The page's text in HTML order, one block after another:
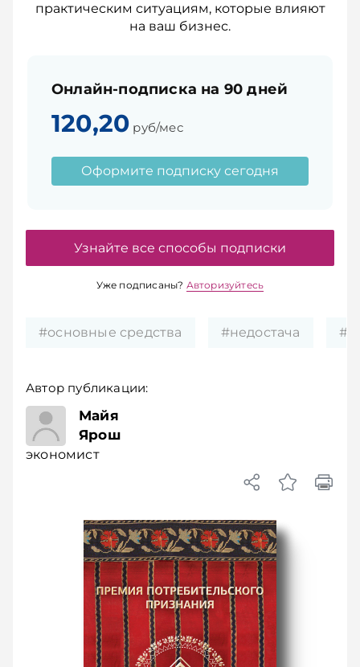
практическим ситуациям, которые влияют
на ваш бизнес.
Онлайн-подписка на 90 дней
120,20 руб/мес
Оформите подписку сегодня
Узнайте все способы подписки
Уже подписаны? Авторизуйтесь
#основные средства #недостача
Автор публикации:
экономист
Майя
Ярош
экономист